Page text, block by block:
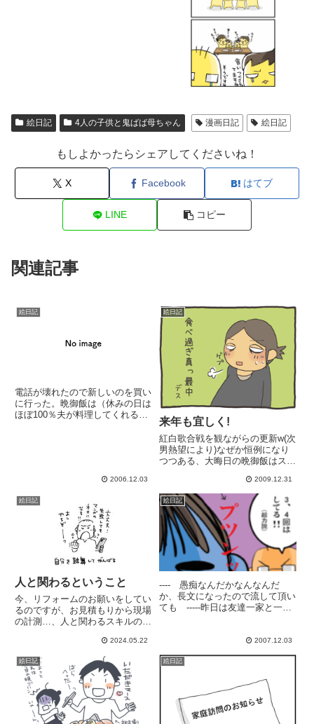
絵日記 4人の子供と鬼ばば母ちゃん 漫画日記 絵日記
もしよかったらシェアしてくださいね！
X Facebook はてブ
LINE コピー
関連記事
絵日記
電話が壊れたので新しいのを買い
に行った。晩御飯は（休みの日は
ほぼ100％夫が料理してくれる。
2006.12.03
絵日記
来年も宜しく!
紅白歌合戦を観ながらの更新w(次
男熱望により)なぜか恒例になり
つつある、大晦日の晩御飯はスキ
肉は買ってすぐに、日本酒と塩を
振っておくと、(安いお肉も)味が
良くなるそうですよ!食べ過ぎま
した。この後、夫が年越しそ...
2009.12.31
絵日記
人と関わるということ
今、リフォームのお願いをしてい
るのですが、お見積もりから現場
の計測…、人と関わるスキルの低
張ってる」状態🤮誰かにお仕事を
を頼む時って、まずは「信用して
もいい会社なのか」「信用しても
いい人なのか」からはじまっ
て、...
2024.05.22
絵日記
---- 愚痴なんだかなんなんだ
か、長文になったので流して頂い
ても -----昨日は友達一家と一緒
のまま一緒に遊んで、晩御飯まで
突入☆夫も義母宅から帰宅後合
流。パパさんも仕事後合流...
2007.12.03
絵日記 絵日記